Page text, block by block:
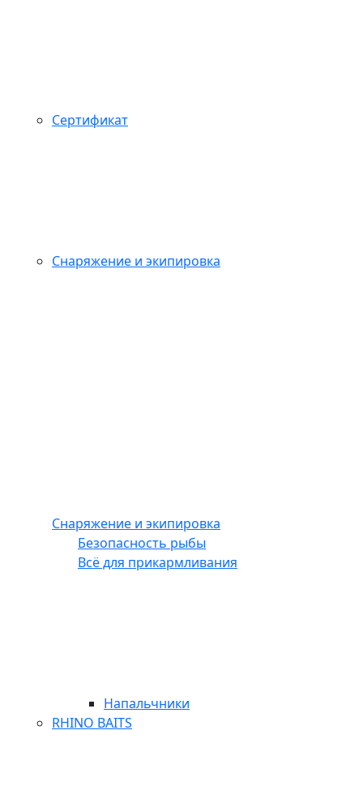
Сертификат
Снаряжение и экипировка
Снаряжение и экипировка
Безопасность рыбы
Всё для прикармливания
Напальчники
RHINO BAITS